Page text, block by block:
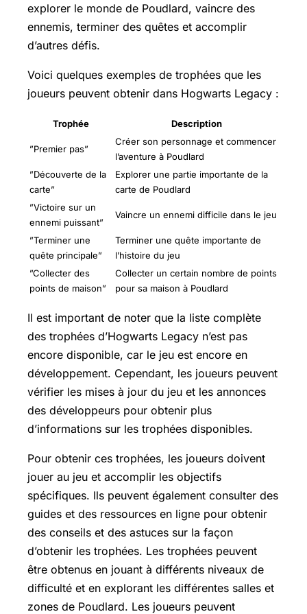
explorer le monde de Poudlard, vaincre des
ennemis, terminer des quêtes et accomplir
d’autres défis.
Voici quelques exemples de trophées que les
joueurs peuvent obtenir dans Hogwarts Legacy :
Trophée Description
”Premier pas”
Créer son personnage et commencer
l’aventure à Poudlard
”Découverte de la
carte”
Explorer une partie importante de la
carte de Poudlard
”Victoire sur un
ennemi puissant”
Vaincre un ennemi difficile dans le jeu
”Terminer une
quête principale”
Terminer une quête importante de
l’histoire du jeu
”Collecter des
points de maison”
Collecter un certain nombre de points
pour sa maison à Poudlard
Il est important de noter que la liste complète
des trophées d’Hogwarts Legacy n’est pas
encore disponible, car le jeu est encore en
développement. Cependant, les joueurs peuvent
vérifier les mises à jour du jeu et les annonces
des développeurs pour obtenir plus
d’informations sur les trophées disponibles.
Pour obtenir ces trophées, les joueurs doivent
jouer au jeu et accomplir les objectifs
spécifiques. Ils peuvent également consulter des
guides et des ressources en ligne pour obtenir
des conseils et des astuces sur la façon
d’obtenir les trophées. Les trophées peuvent
être obtenus en jouant à différents niveaux de
difficulté et en explorant les différentes salles et
zones de Poudlard. Les joueurs peuvent